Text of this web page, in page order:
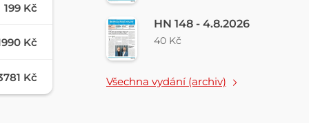
199 Kč
Kč
Kč
HN 148 - 4.8.2026
40 Kč
Všechna vydání (archiv)